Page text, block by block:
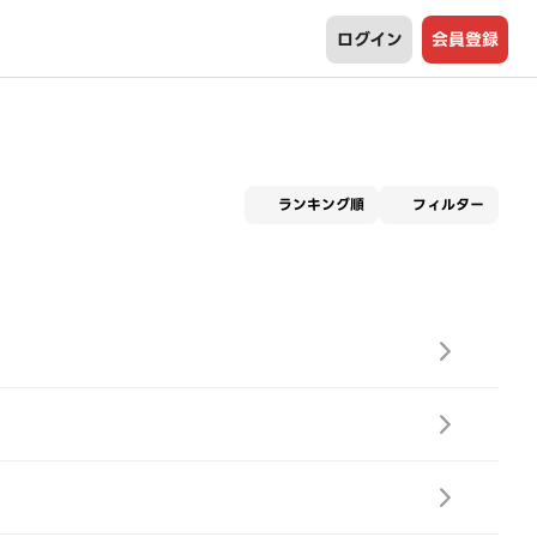
ログイン 会員登録
ランキング順 フィルター